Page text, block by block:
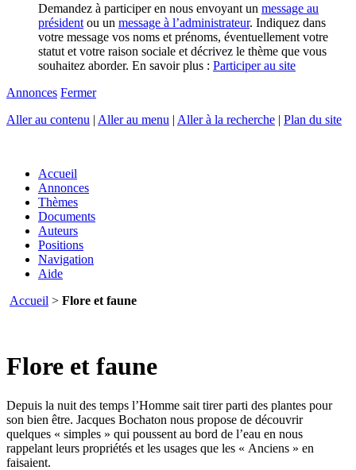
Demandez à participer en nous envoyant un message au
président ou un message à l’administrateur. Indiquez dans
votre message vos noms et prénoms, éventuellement votre
statut et votre raison sociale et décrivez le thème que vous
souhaitez aborder. En savoir plus : Participer au site
Annonces Fermer
Aller au contenu | Aller au menu | Aller à la recherche | Plan du site
Accueil
Annonces
Thèmes
Documents
Auteurs
Positions
Navigation
Aide
Accueil > Flore et faune
Flore et faune
Depuis la nuit des temps l’Homme sait tirer parti des plantes pour
son bien être. Jacques Bochaton nous propose de découvrir
quelques « simples » qui poussent au bord de l’eau en nous
rappelant leurs propriétés et les usages que les « Anciens » en
faisaient.